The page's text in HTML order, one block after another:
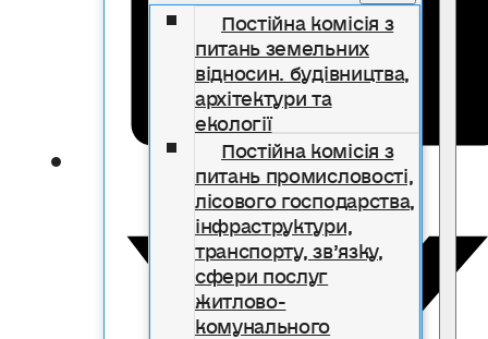
Постійна комісія з
питань земельних
відносин. будівництва,
архітектури та
екології
Постійна комісія з
питань промисловості,
лісового господарства,
інфраструктури,
транспорту, зв’язку,
сфери послуг
житлово-
комунального